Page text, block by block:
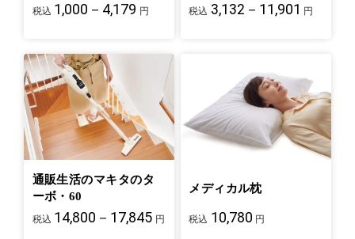
税込 1,000－4,179 円 税込 3,132－11,901 円
通販生活のマキタのタ
ーボ・60
税込 14,800－17,845 円
メディカル枕
税込 10,780 円